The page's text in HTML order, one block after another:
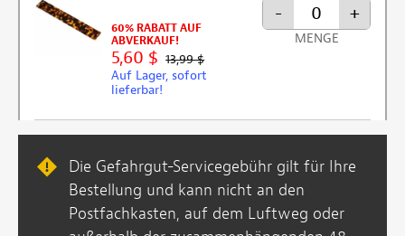
60% RABATT AUF
ABVERKAUF!
5,60 $ 13,99 $
Auf Lager, sofort
lieferbar!
- +
MENGE
Die Gefahrgut-Servicegebühr gilt für Ihre
Bestellung und kann nicht an den
Postfachkasten, auf dem Luftweg oder